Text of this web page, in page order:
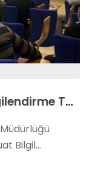
Başkent OSB Mevzuat Bilgilendirme Toplantısının 2.si Yapıldı…
Bilgil...